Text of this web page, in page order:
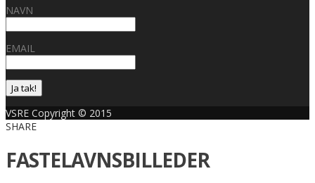
NAVN
EMAIL
Ja tak!
VSRE Copyright © 2015
SHARE
FASTELAVNSBILLEDER